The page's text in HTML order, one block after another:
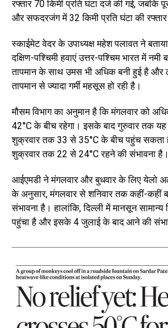
रफ्तार 70 किमी प्रति घंटा दर्ज की गई, जबकि
और सफदरजंग में 32 किमी प्रति घंटा की रफ्तार
स्काईमेट वेदर के उपाध्यक्ष महेश पलावत ने
दक्षिण-पश्चिमी हवाएं उत्तर-पश्चिम भारत में
तापमान के साथ उमस भी अधिक बनी हुई है और
तापमान से ज्यादा गर्मी महसूस हो रही है।
मौसम विभाग का अनुमान है कि मंगलवार को
42°C के बीच रहेगा। इसके बाद गुरुवार तक
शुक्रवार तक 33 से 35°C के बीच पहुंच सकता
शुक्रवार तक 22 से 24°C रहने की संभावना है।
आईएमडी ने मंगलवार और बुधवार के लिए येलो
के अनुसार, मंगलवार से शनिवार तक कहीं-कहीं
संभावना है। हालांकि, दिल्ली में मानसून
पहुंचा है और इसके 4 जुलाई के बाद आने की